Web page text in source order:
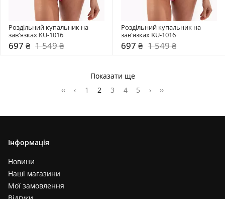
Роздільний купальник на
зав'язках KU-1016
697 ₴ 1 549 ₴
Роздільний купальник на
зав'язках KU-1016
697 ₴ 1 549 ₴
Показати ще
‹‹
‹ 1 2 3 4 5 › ››
Інформація
Новини
Наші магазини
Мої замовлення